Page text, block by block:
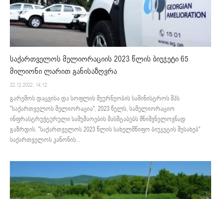
საქართველოს მელიორაციის 2023 წლის ბიუჯეტი 65
მილიონი ლარით განისაზღვრა
22.12.2022. 14:12
გარემოს დაცვისა და სოფლის მეურნეობის სამინისტროს შპს
"საქართველოს მელიორაცია", 2023 წელს, სამელიორაციო
ინფრასტრუქტურული სამუშაოების მასშტაბებს მნიშვნელოვნად
გაზრდის. "საქართველოს 2023 წლის სახელმწიფო ბიუჯეტის შესახებ"
საქართველოს კანონის...